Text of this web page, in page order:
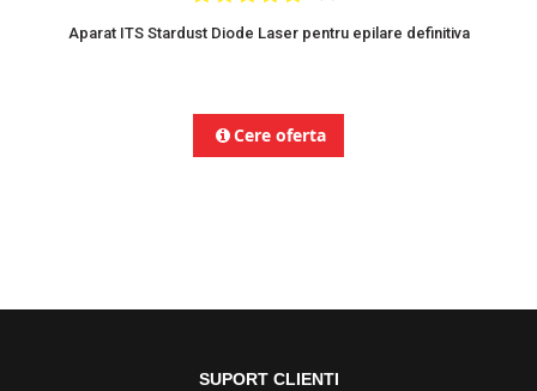
Aparat ITS Stardust Diode Laser pentru epilare definitiva
Cere oferta
SUPORT CLIENTI